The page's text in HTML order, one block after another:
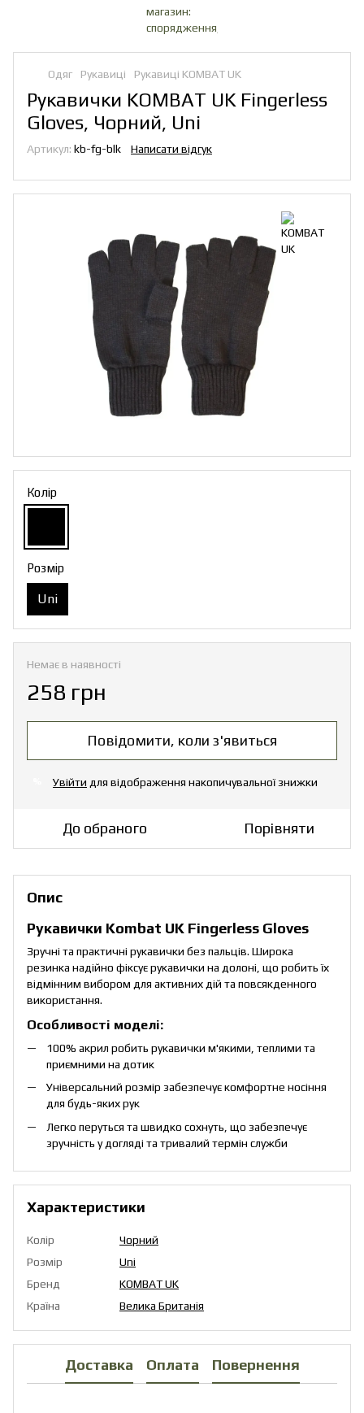
Одяг Рукавиці Рукавиці KOMBAT UK
Рукавички KOMBAT UK Fingerless
Gloves, Чорний, Uni
Артикул: kb-fg-blk Написати відгук
Колір
Розмір
Uni
Немає в наявності
258 грн
Повідомити, коли з'явиться
Увійти для відображення накопичувальної знижки
До обраного Порівняти
Опис
Рукавички Kombat UK Fingerless Gloves
Зручні та практичні рукавички без пальців. Широка
резинка надійно фіксує рукавички на долоні, що робить їх
відмінним вибором для активних дій та повсякденного
використання.
Особливості моделі:
100% акрил робить рукавички м'якими, теплими та
приємними на дотик
Універсальний розмір забезпечує комфортне носіння
для будь-яких рук
Легко перуться та швидко сохнуть, що забезпечує
зручність у догляді та тривалий термін служби
Характеристики
Колір
Чорний
Розмір
Uni
Бренд
KOMBAT UK
Країна
Велика Британія
Доставка Оплата Повернення